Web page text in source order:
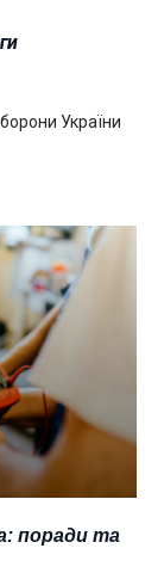
України
поради та